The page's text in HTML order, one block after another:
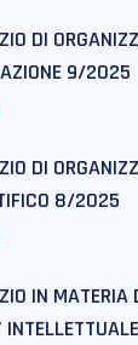
DI
9/2025
DI
8/2025
IN MATERIA